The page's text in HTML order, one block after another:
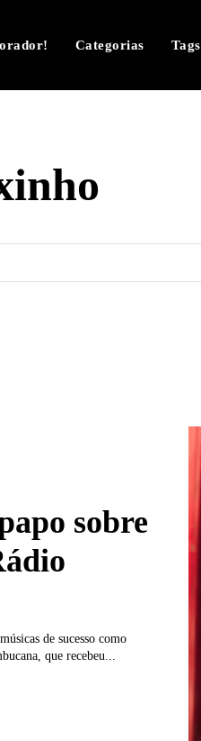
Categorias Tags
sobre
de sucesso como
que recebeu...